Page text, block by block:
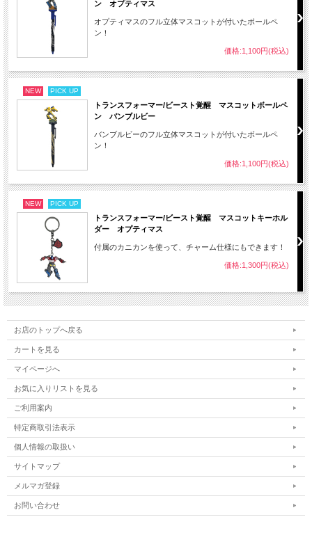
ン オプティマス
オプティマスのフル立体マスコットが付いたボールペ
ン！
価格:1,100円(税込)
NEW PICK UP
トランスフォーマー/ビースト覚醒 マスコットボールペ
ン バンブルビー
バンブルビーのフル立体マスコットが付いたボールペ
ン！
価格:1,100円(税込)
NEW PICK UP
トランスフォーマー/ビースト覚醒 マスコットキーホル
ダー オプティマス
付属のカニカンを使って、チャーム仕様にもできます！
価格:1,300円(税込)
お店のトップへ戻る
カートを見る
マイページへ
お気に入りリストを見る
ご利用案内
特定商取引法表示
個人情報の取扱い
サイトマップ
メルマガ登録
お問い合わせ